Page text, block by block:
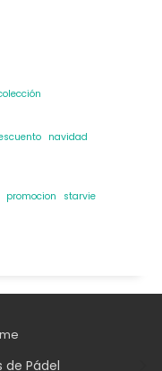
navidad
promocion starvie
de Pádel